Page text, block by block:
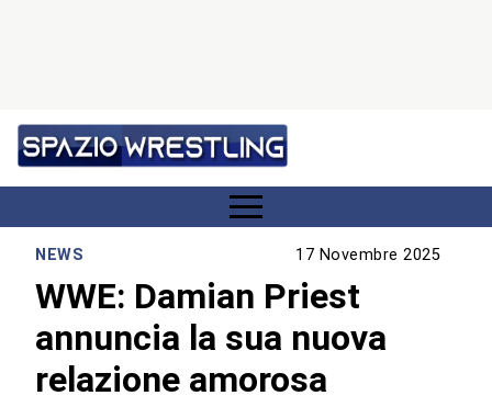
NEWS 17 Novembre 2025
WWE: Damian Priest
annuncia la sua nuova
relazione amorosa